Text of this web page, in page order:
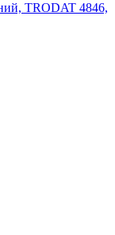
TRODAT 4846,